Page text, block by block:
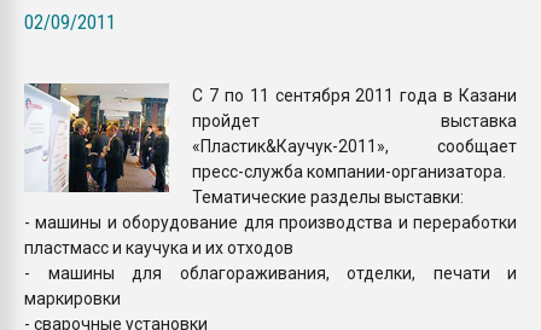
ПЕРЕЙТИ НА
02/09/2011
С 7 по 11 сентября 2011 года в Казани
пройдет выставка
«Пластик&Каучук-2011», сообщает
пресс-служба компании-организатора.
Тематические разделы выставки:
- машины и оборудование для производства и переработки
пластмасс и каучука и их отходов
- машины для облагораживания, отделки, печати и
маркировки
- сварочные установки